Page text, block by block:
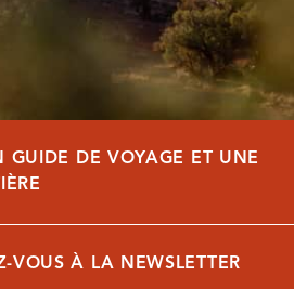
GUIDE DE VOYAGE ET UNE
VOUS À LA NEWSLETTER